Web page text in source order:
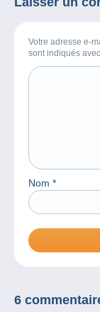
Votre adresse e-
sont indiqués avec
Nom *
6